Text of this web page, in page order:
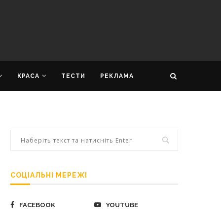
КРАСА ТЕСТИ РЕКЛАМА
СОЦІАЛЬНІ МЕРЕЖІ
FACEBOOK YOUTUBE